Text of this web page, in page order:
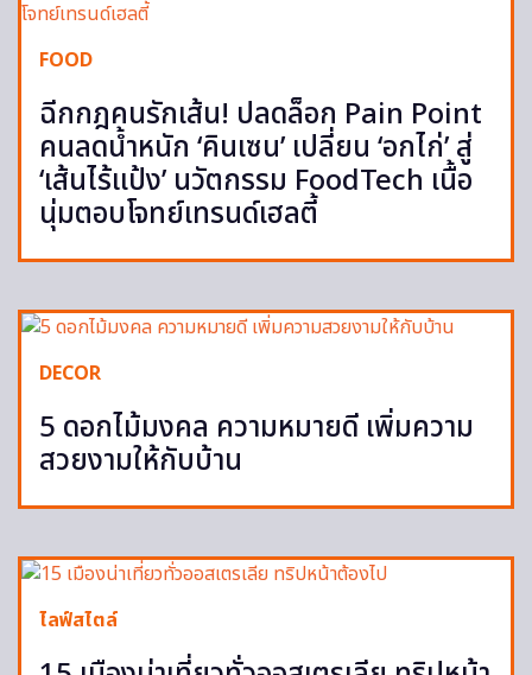
FOOD
ฉีกกฎคนรักเส้น! ปลดล็อก Pain Point
คนลดน้ำหนัก ‘คินเซน’ เปลี่ยน ‘อกไก่’ สู่
‘เส้นไร้แป้ง’ นวัตกรรม FoodTech เนื้อ
นุ่มตอบโจทย์เทรนด์เฮลตี้
DECOR
5 ดอกไม้มงคล ความหมายดี เพิ่มความ
สวยงามให้กับบ้าน
ไลฟ์สไตล์